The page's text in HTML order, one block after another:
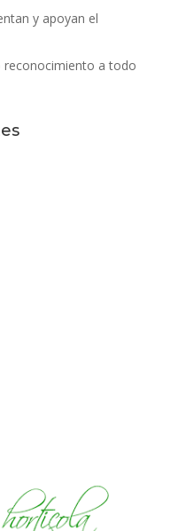
y apoyan el
reconocimiento a todo